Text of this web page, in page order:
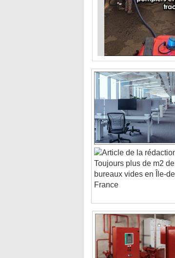
Toujours plus de m2 de
bureaux vides en Île-de-
France